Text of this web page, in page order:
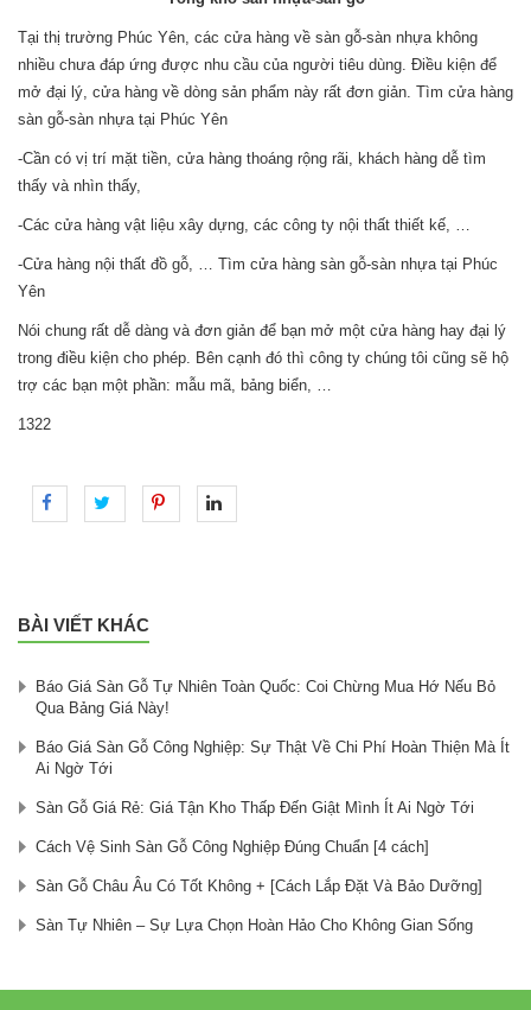
Tại thị trường Phúc Yên, các cửa hàng về sàn gỗ-sàn nhựa không
nhiều chưa đáp ứng được nhu cầu của người tiêu dùng. Điều kiện để
mở đại lý, cửa hàng về dòng sản phẩm này rất đơn giản. Tìm cửa hàng
sàn gỗ-sàn nhựa tại Phúc Yên
-Cần có vị trí mặt tiền, cửa hàng thoáng rộng rãi, khách hàng dễ tìm
thấy và nhìn thấy,
-Các cửa hàng vật liệu xây dựng, các công ty nội thất thiết kế, …
-Cửa hàng nội thất đồ gỗ, … Tìm cửa hàng sàn gỗ-sàn nhựa tại Phúc
Yên
Nói chung rất dễ dàng và đơn giản để bạn mở một cửa hàng hay đại lý
trong điều kiện cho phép. Bên cạnh đó thì công ty chúng tôi cũng sẽ hộ
trợ các bạn một phần: mẫu mã, bảng biển, …
1322
BÀI VIẾT KHÁC
Báo Giá Sàn Gỗ Tự Nhiên Toàn Quốc: Coi Chừng Mua Hớ Nếu Bỏ
Qua Bảng Giá Này!
Báo Giá Sàn Gỗ Công Nghiệp: Sự Thật Về Chi Phí Hoàn Thiện Mà Ít
Ai Ngờ Tới
Sàn Gỗ Giá Rẻ: Giá Tận Kho Thấp Đến Giật Mình Ít Ai Ngờ Tới
Cách Vệ Sinh Sàn Gỗ Công Nghiệp Đúng Chuẩn [4 cách]
Sàn Gỗ Châu Âu Có Tốt Không + [Cách Lắp Đặt Và Bảo Dưỡng]
Sàn Tự Nhiên – Sự Lựa Chọn Hoàn Hảo Cho Không Gian Sống